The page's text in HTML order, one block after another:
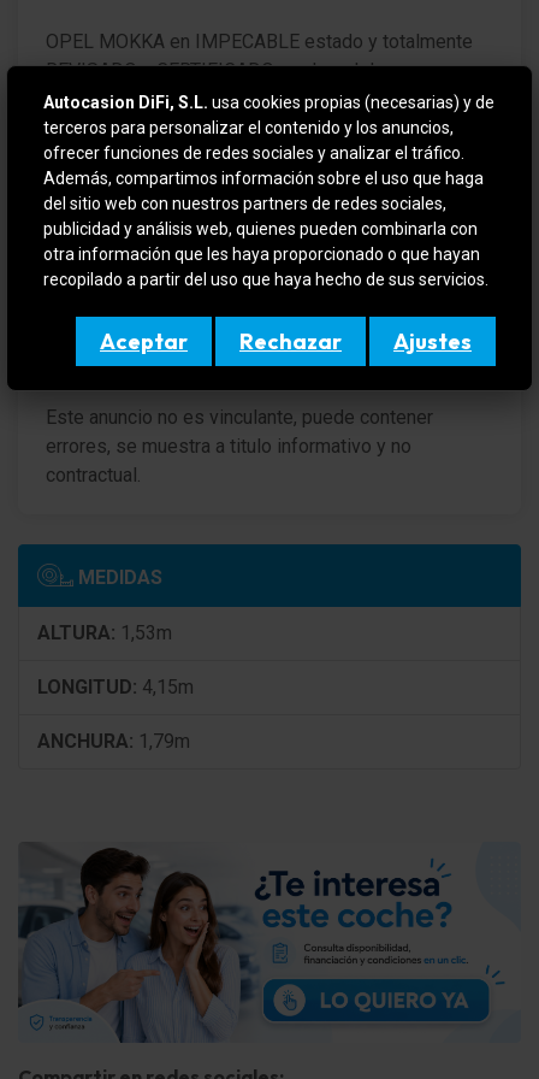
Sistema de audio Multimedia
6 Altavoces
Bluetooth Audio-Streaming
Dispositivo manos libres Bluetooth
Conector-USB
Conector-USB detrás (2-posiciones)
pantalla en color (7 Pulgada)
Pedales Aluminio
Airbag lateral delante
tapicería asientos: Tela / cuero sintético
Elevalunas eléctric. delante + detrás
Cierre centralizado con Mando a distancia
llaves del vehículo (2) ambos plegable
OPEL MOKKA en IMPECABLE estado y totalmente
REVISADO y CERTIFICADO por la red de
concesionarios OPEL con 12 meses de garantía
desde el día de entrega.
VEHICULO EN OFERTA SI SE FINANCIA
Para más información contactar por teléfono o e-mail
o si quiere verlo y probarlo sin compromiso en (
constante renovación, aceptamos su vehículo como
forma de pago.
Este anuncio no es vinculante, puede contener
errores, se muestra a titulo informativo y no
contractual.
MEDIDAS
ALTURA: 1,53m
LONGITUD: 4,15m
ANCHURA: 1,79m
Autocasion DiFi, S.L. usa cookies propias (necesarias) y de
terceros para personalizar el contenido y los anuncios,
ofrecer funciones de redes sociales y analizar el tráfico.
Además, compartimos información sobre el uso que haga
del sitio web con nuestros partners de redes sociales,
publicidad y análisis web, quienes pueden combinarla con
otra información que les haya proporcionado o que hayan
recopilado a partir del uso que haya hecho de sus servicios.
Aceptar Rechazar Ajustes